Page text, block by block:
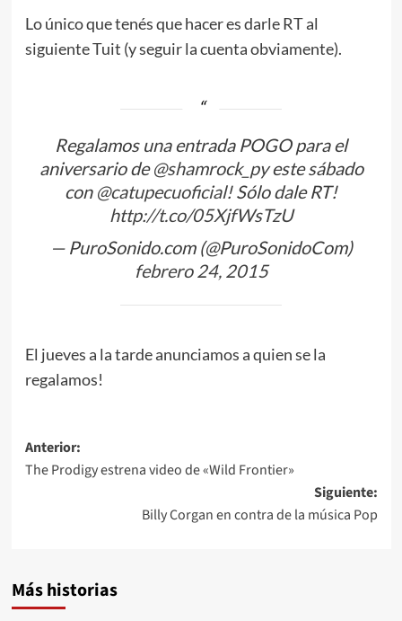
Lo único que tenés que hacer es darle RT al
siguiente Tuit (y seguir la cuenta obviamente).
Regalamos una entrada POGO para el
aniversario de@shamrock_pyeste sábado
con @catupecuoficial! Sólo dale RT!
http://t.co/05XjfWsTzU
— PuroSonido.com (@PuroSonidoCom)
febrero 24, 2015
El jueves a la tarde anunciamos a quien se la
regalamos!
Navegación
de
Anterior:
The Prodigy estrena video de «Wild Frontier»
Siguiente:
Billy Corgan en contra de la música Pop
Más historias